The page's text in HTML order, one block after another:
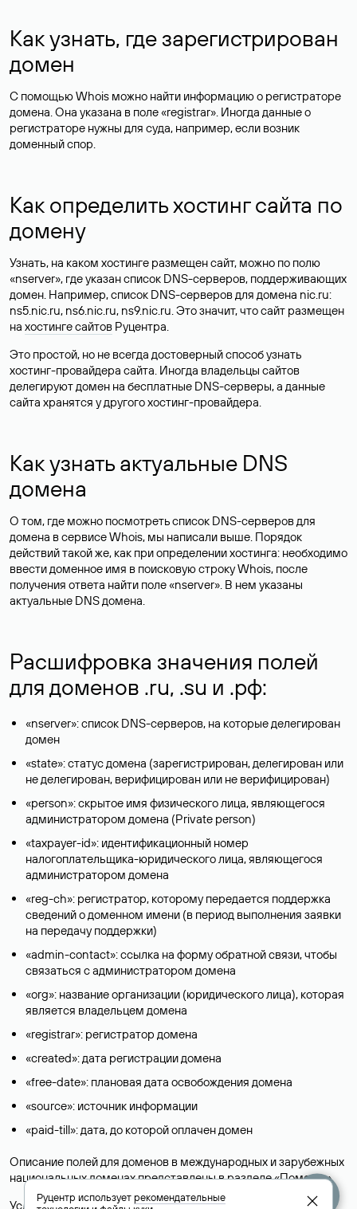
Как узнать, где зарегистрирован
домен
С помощью Whois можно найти информацию о регистраторе
домена. Она указана в поле «registrar». Иногда данные о
регистраторе нужны для суда, например, если возник
доменный спор.
Как определить хостинг сайта по
домену
Узнать, на каком хостинге размещен сайт, можно по полю
«nserver», где указан список DNS-серверов, поддерживающих
домен. Например, список DNS-серверов для домена nic.ru:
ns5.nic.ru, ns6.nic.ru, ns9.nic.ru. Это значит, что сайт размещен
на хостинге сайтов Руцентра.
Это простой, но не всегда достоверный способ узнать
хостинг-провайдера сайта. Иногда владельцы сайтов
делегируют домен на бесплатные DNS-серверы, а данные
сайта хранятся у другого хостинг-провайдера.
Как узнать актуальные DNS
домена
О том, где можно посмотреть список DNS-серверов для
домена в сервисе Whois, мы написали выше. Порядок
действий такой же, как при определении хостинга: необходимо
ввести доменное имя в поисковую строку Whois, после
получения ответа найти поле «nserver». В нем указаны
актуальные DNS домена.
Расшифровка значения полей
для доменов .ru, .su и .рф:
«nserver»: список DNS-серверов, на которые делегирован
домен
«state»: статус домена (зарегистрирован, делегирован или
не делегирован, верифицирован или не верифицирован)
«person»: скрытое имя физического лица, являющегося
администратором домена (Privatе person)
«taxpayer-id»: идентификационный номер
налогоплательщика-юридического лица, являющегося
администратором домена
«reg-ch»: регистратор, которому передается поддержка
сведений о доменном имени (в период выполнения заявки
на передачу поддержки)
«admin-contact»: ссылка на форму обратной связи, чтобы
связаться с администратором домена
«org»: название организации (юридического лица), которая
является владельцем домена
«registrar»: регистратор домена
«created»: дата регистрации домена
«free-date»: плановая дата освобождения домена
«source»: источник информации
«paid-till»: дата, до которой оплачен домен
Описание полей для доменов в международных и зарубежных
национальных доменах представлены в разделе «Помощь».
Условия использования Whois-сервиса
Руцентр используетрекомендательные